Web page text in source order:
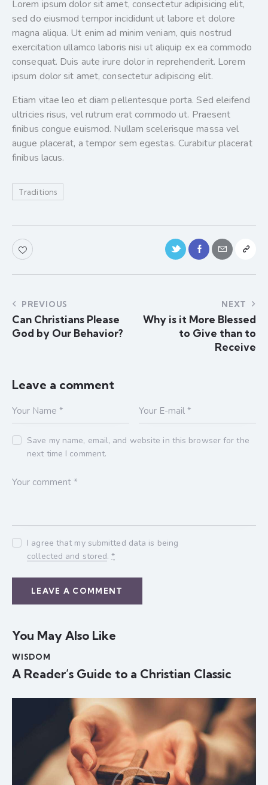
Lorem ipsum dolor sit amet, consectetur adipisicing elit,
sed do eiusmod tempor incididunt ut labore et dolore
magna aliqua. Ut enim ad minim veniam, quis nostrud
exercitation ullamco laboris nisi ut aliquip ex ea commodo
consequat. Duis aute irure dolor in reprehenderit. Lorem
ipsum dolor sit amet, consectetur adipiscing elit.
Etiam vitae leo et diam pellentesque porta. Sed eleifend
ultricies risus, vel rutrum erat commodo ut. Praesent
finibus congue euismod. Nullam scelerisque massa vel
augue placerat, a tempor sem egestas. Curabitur placerat
finibus lacus.
Traditions
PREVIOUS
Can Christians Please
God by Our Behavior?
NEXT
Why is it More Blessed
to Give than to
Receive
Leave a comment
Save my name, email, and website in this browser for the
next time I comment.
I agree that my submitted data is being
collected and stored.*
You May Also Like
WISDOM
A Reader’s Guide to a Christian Classic